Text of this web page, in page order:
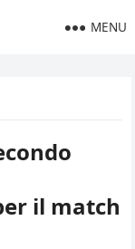
MENU
il match